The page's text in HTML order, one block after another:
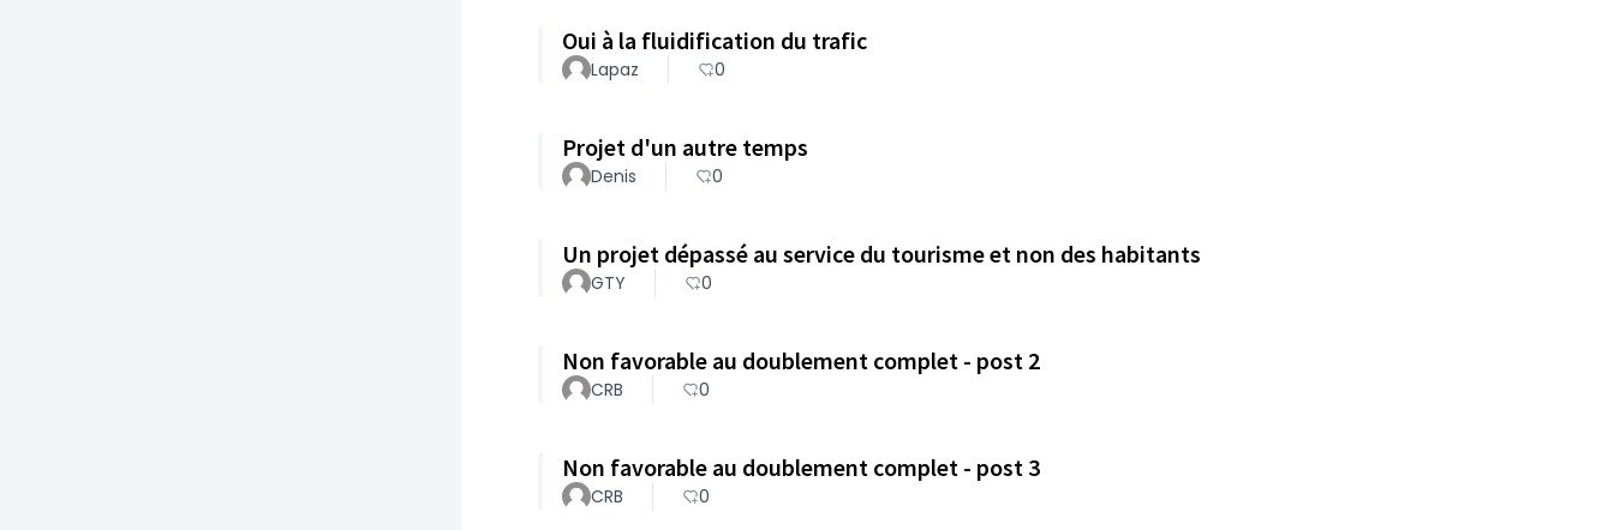
Oui à la fluidification du trafic
Lapaz 0
Projet d'un autre temps
Denis 0
Un projet dépassé au service du tourisme et non des habitants
GTY 0
Non favorable au doublement complet - post 2
CRB 0
Non favorable au doublement complet - post 3
CRB 0